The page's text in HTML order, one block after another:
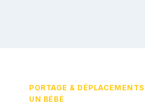
PORTAGE & DÉPLACEMENTS
UN BÉBÉ